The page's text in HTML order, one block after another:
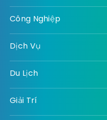
Công Nghiệp
Dịch Vụ
Du Lịch
Giải Trí